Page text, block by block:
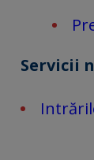
Servicii